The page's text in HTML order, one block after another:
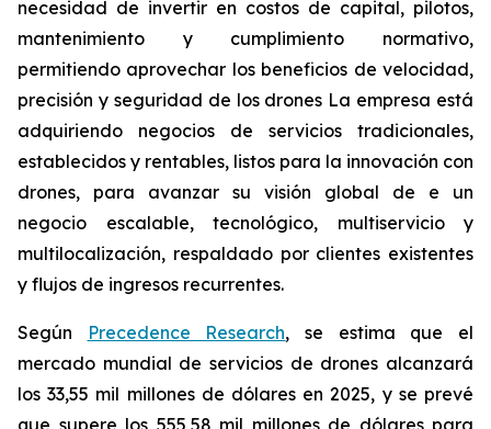
necesidad de invertir en costos de capital, pilotos,
mantenimiento y cumplimiento normativo,
permitiendo aprovechar los beneficios de velocidad,
precisión y seguridad de los drones La empresa está
adquiriendo negocios de servicios tradicionales,
establecidos y rentables, listos para la innovación con
drones, para avanzar su visión global de e un
negocio escalable, tecnológico, multiservicio y
multilocalización, respaldado por clientes existentes
y flujos de ingresos recurrentes.
Según Precedence Research, se estima que el
mercado mundial de servicios de drones alcanzará
los 33,55 mil millones de dólares en 2025, y se prevé
que supere los 555,58 mil millones de dólares para